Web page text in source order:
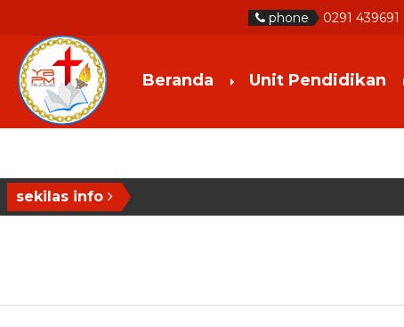
phone 0291 439691
Beranda Unit Pendidikan
sekilas info